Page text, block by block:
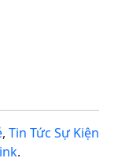
, Tin Tức Sự Kiện
.